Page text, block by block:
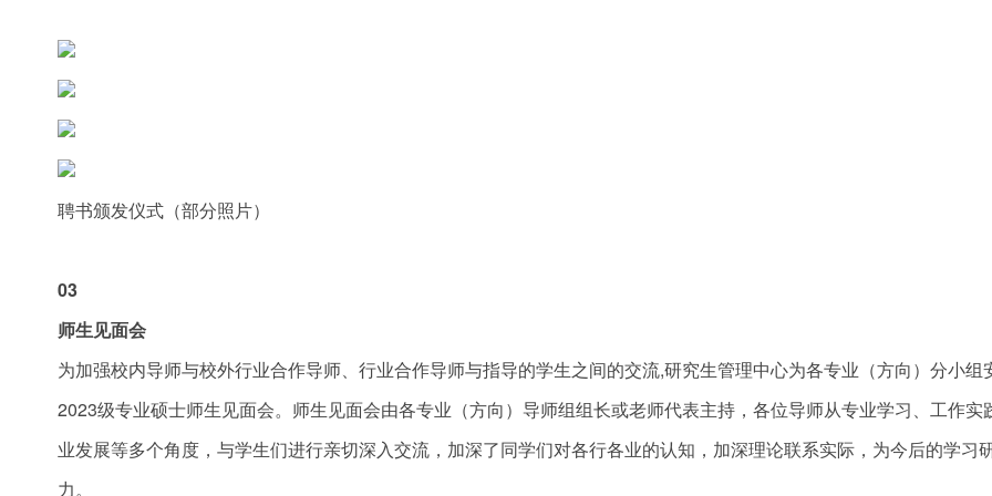
聘书颁发仪式（部分照片）
03
师生见面会
为加强校内导师与校外行业合作导师、行业合作导师与指导的学生之间的交流,研究生管理中心为各专业（方向）分小组
2023级专业硕士师生见面会。师生见面会由各专业（方向）导师组组长或老师代表主持，各位导师从专业学习、工作实
业发展等多个角度，与学生们进行亲切深入交流，加深了同学们对各行各业的认知，加深理论联系实际，为今后的学习
力。